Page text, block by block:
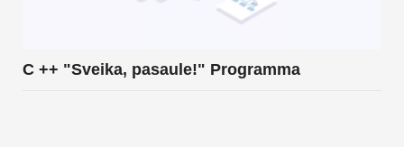
C ++ "Sveika, pasaule!" Programma